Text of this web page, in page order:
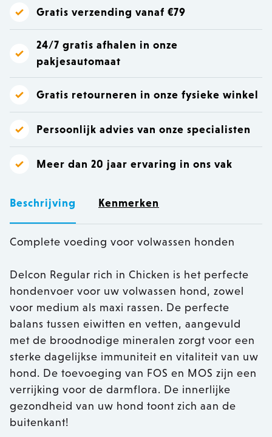
Gratis verzending vanaf €79
24/7 gratis afhalen in onze
pakjesautomaat
Gratis retourneren in onze fysieke winkel
Persoonlijk advies van onze specialisten
Meer dan 20 jaar ervaring in ons vak
Beschrijving Kenmerken
Complete voeding voor volwassen honden
Delcon Regular rich in Chicken is het perfecte
hondenvoer voor uw volwassen hond, zowel
voor medium als maxi rassen. De perfecte
balans tussen eiwitten en vetten, aangevuld
met de broodnodige mineralen zorgt voor een
sterke dagelijkse immuniteit en vitaliteit van uw
hond. De toevoeging van FOS en MOS zijn een
verrijking voor de darmflora. De innerlijke
gezondheid van uw hond toont zich aan de
buitenkant!